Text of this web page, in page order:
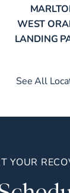
WEST
LANDING
See All
YOUR